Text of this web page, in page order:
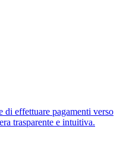
di effettuare pagamenti verso
trasparente e intuitiva.